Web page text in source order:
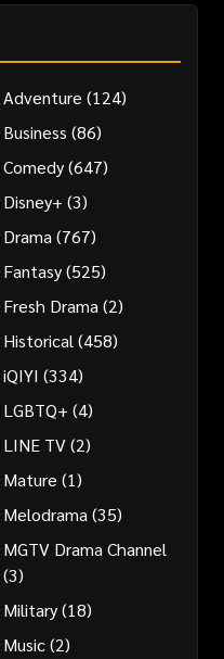
Adventure (124)
Business (86)
Comedy(647)
Disney+ (3)
Drama(767)
Fantasy(525)
Fresh Drama(2)
Historical(458)
iQIYI (334)
LGBTQ+ (4)
LINE TV(2)
Mature (1)
Melodrama(35)
MGTV Drama Channel
(3)
Military(18)
Music(2)